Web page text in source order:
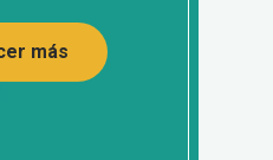
más